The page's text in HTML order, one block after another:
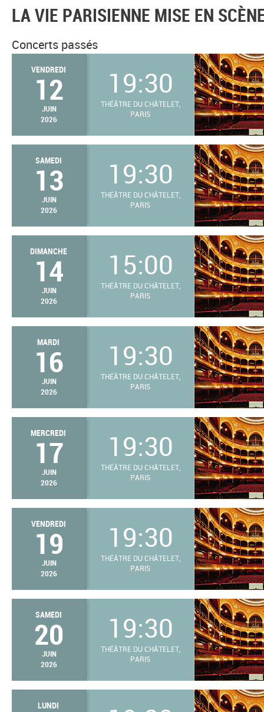
LA VIE PARISIENNE MISE EN
Concerts passés
VENDREDI
12
JUIN
2026
19:30
THÉÂTRE DU CHÂTELET,
PARIS
SAMEDI
13
JUIN
2026
19:30
THÉÂTRE DU CHÂTELET,
PARIS
DIMANCHE
14
JUIN
2026
15:00
THÉÂTRE DU CHÂTELET,
PARIS
MARDI
16
JUIN
2026
19:30
THÉÂTRE DU CHÂTELET,
PARIS
MERCREDI
17
JUIN
2026
19:30
THÉÂTRE DU CHÂTELET,
PARIS
VENDREDI
19
JUIN
2026
19:30
THÉÂTRE DU CHÂTELET,
PARIS
SAMEDI
20
JUIN
2026
19:30
THÉÂTRE DU CHÂTELET,
PARIS
LUNDI